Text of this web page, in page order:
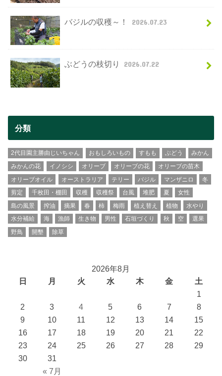
バジルの収穫～！ 2026.07.23
ぶどうの枝切り 2026.07.22
分類
2代目園主勝由じいちゃん おもしろいもの すもも ぶどう
みかん
みかんの花
イノシシ オリーブ オリーブの花
オリーブの苗木
オリーブオイル
オーストラリア テリー バジル マンザニロ
冬
剪定
千枚田・棚田 収穫 収穫祭 台風 堆肥 夏
女性
島の風景
搾油 摘果 春 柿 梅雨 植え替え 植物
水やり
水分補給
海 漁師 生き物 男性 石垣づくり 秋 空
選果
野鳥
開墾 除草
2026年8月
日
月 火 水 木 金 土
« 7月
1
2
3 4 5 6 7
8
9
10 11 12 13 14
15
16
17 18 19 20 21
22
23
24 25 26 27 28
29
30
31